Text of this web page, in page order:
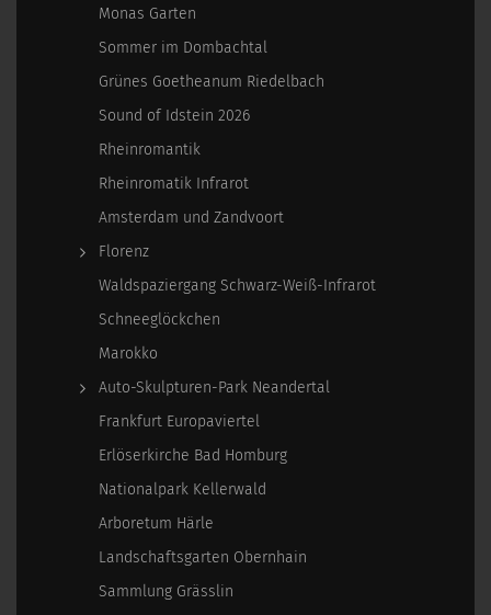
Monas Garten
Sommer im Dombachtal
Grünes Goetheanum Riedelbach
Sound of Idstein 2026
Rheinromantik
Rheinromatik Infrarot
Amsterdam und Zandvoort
Florenz
Waldspaziergang Schwarz-Weiß-Infrarot
Schneeglöckchen
Marokko
Auto-Skulpturen-Park Neandertal
Frankfurt Europaviertel
Erlöserkirche Bad Homburg
Nationalpark Kellerwald
Arboretum Härle
Landschaftsgarten Obernhain
Sammlung Grässlin